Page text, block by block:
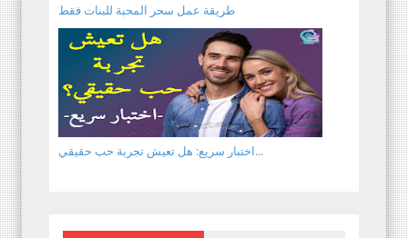
طريقة عمل سحر المحبة للبنات فقط
اختبار سريع: هل تعيش تجربة حب حقيقي...